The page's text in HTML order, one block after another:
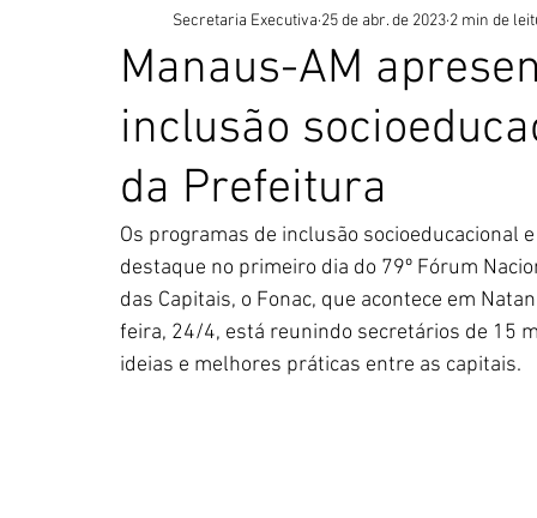
FONAC 85 VITÓRIA FONAC86BSB FONAC 84
Manaus-AM
inclusão
da Prefeitura
Secretaria Executiva 25 de abr. de 2023 2 min de
Os programas de inclusão socioeducacional
destaque no primeiro dia do 79º Fórum
das Capitais, o Fonac, que acontece em
feira, 24/4, está reunindo secretários de 15
ideias e melhores práticas entre as capitais.